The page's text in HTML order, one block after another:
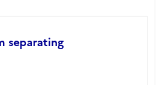
separating